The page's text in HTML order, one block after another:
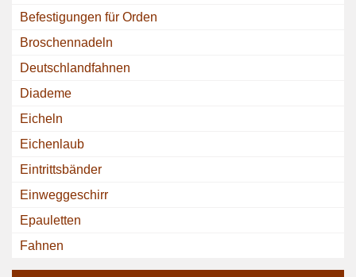
Befestigungen für Orden
Broschennadeln
Deutschlandfahnen
Diademe
Eicheln
Eichenlaub
Eintrittsbänder
Einweggeschirr
Epauletten
Fahnen